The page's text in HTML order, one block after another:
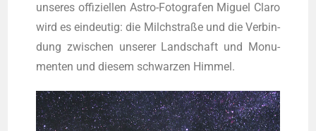
unse­res offi­zi­el­len Astro-Foto­gra­fen Miguel Cla­ro
wird es ein­deu­tig: die Milch­stra­ße und die Ver­bin­
dung zwi­schen unse­rer Land­schaft und Monu­
men­ten und die­sem schwar­zen Himmel.